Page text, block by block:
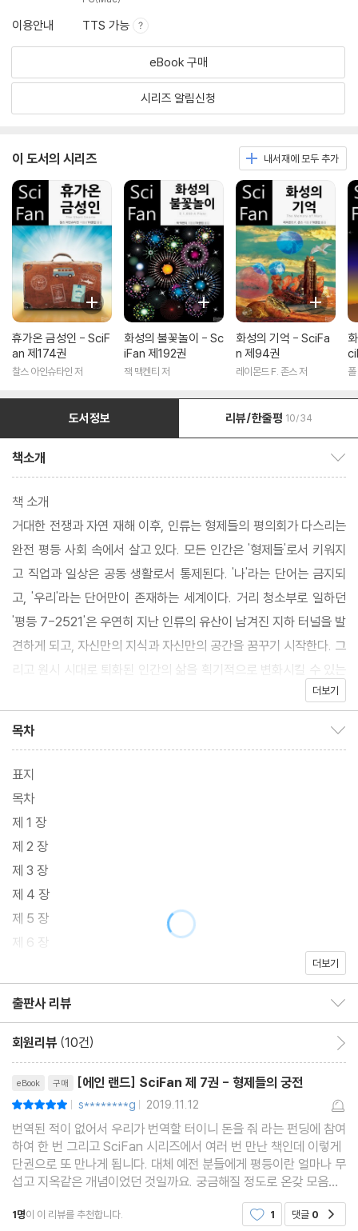
이용안내 TTS 가능
eBook 구매
시리즈 알림신청
이 도서의 시리즈 내서재에 모두 추가
휴가온 금성인 - SciF
an 제174권
찰스 아인슈타인 저
화성의 불꽃놀이 - Sc
iFan 제192권
잭 맥켄티 저
화성의 기억 - SciFa
n 제94권
레이몬드 F. 존스 저 폴
도서정보 리뷰/한줄평 10/34
책소개
책 소개
거대한 전쟁과 자연 재해 이후, 인류는 형제들의 평의회가 다스리는
완전 평등 사회 속에서 살고 있다. 모든 인간은 '형제들'로서 키워지
고 직업과 일상은 공동 생활로서 통제된다. '나'라는 단어는 금지되
고, '우리'라는 단어만이 존재하는 세계이다. 거리 청소부로 일하던
'평등 7-2521'은 우연히 지난 인류의 유산이 남겨진 지하 터널을 발
견하게 되고, 자신만의 지식과 자신만의 공간을 꿈꾸기 시작한다. 그
리고 원시 시대로 퇴화된 인간의 삶을 획기적으로 변화시킬 수 있는
기술과 지식을 발견하게 된다. 그러나 권력은 그의 일탈을 눈치채고
미국 '자유주의' 운동의 창시자, 에인 랜드는 '개인'이라는 개념이 사
라진다면, 인류에게 어떤 일이 일어날지 그리고 그 암울함을 돌파하
는 해결책이 무엇일지에 대해서 이야기한다. 문체는 냉정하지만 치
밀하고, 진지한 주제를 시적인 운율로 풀어낸 소설이다. 이 소설은
미국 '인생에 영향을 준 책' 조사에서 성경에 이어 두 번째로 꼽히기
도 했다.
저자 소개 - 에인 랜드
에인 랜드 (Ayn Rand, 1905 - 1982, 본명 알리사 지노프예브나
로젠바움)은 러시아 출신의 소설가이자 극작가, 사상가이다. 그녀는
객관주의라 불리는 사상 체계의 창시자로도 이름이 알려져 있다. '파
운틴 헤드' (1943), '아틀라스' (1957) 등으로 전 세계적인 베스트
하는 기고문과 에세이에 열정을 기울였고, 객관주의를 위한 신문과
잡지를 운영했다. 객관주의란, 개인의 이성을 극단적으로 신뢰하고,
종교나 믿음에 근거한 삶을 부정하는 사상이다. 윤리학적으로, 또는
사회학적으로는, 이타주의를 거부하고 극단적인 개인주의를 주장하
는 것으로 볼 수 있다. 정치적으로, 랜드는 국가주의, 전체주의, 집단
주의, 무정부주의에 강한 반감을 드러내고, 자유 방임주의적 자본주
자율성과 권리에 대한 강조이다.
더보기
목차
표지
목차
제 1 장
제 2 장
제 3 장
제 4 장
제 5 장
제 6 장
제 9 장
제 10 장
제 11 장
제 12 장
저자 소개
copyrights
더보기
출판사 리뷰
회원리뷰 (10건)
eBook 구매 [에인 랜드] SciFan 제 7권 - 형제들의 궁전
| s********g | 2019.11.12
번역된 적이 없어서 우리가 번역할 터이니 돈을 줘 라는 펀딩에 참여
하여 한 번 그리고 SciFan 시리즈에서 여러 번 만난 책인데 이렇게
단권으로 또 만나게 됩니다. 대체 예전 분들에게 평등이란 얼마나 무
섭고 지옥같은 개념이었던 것일까요. 궁금해질 정도로 온갖 모음집
에서 계속 나오는 이야기 입니다. 자유도 딱히 완전하지 않은 개념인
데, 평등...이렇게까지 극단적 평등을 예로 들
1명이 이 리뷰를 추천합니다. 1 댓글 0